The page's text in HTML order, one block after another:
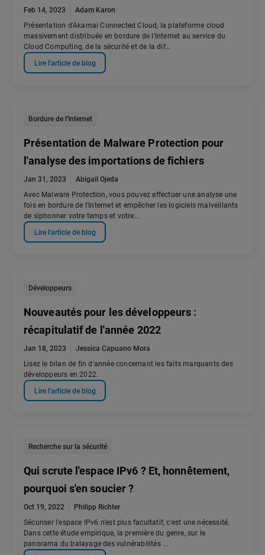
Feb 14, 2023
Adam Karon
Présentation d'Akamai Connected Cloud, la plateforme cloud
massivement distribuée en bordure de l'Internet au service du
Cloud Computing, de la sécurité et de la dif...
Lire l'article de blog
Bordure de l'Internet
Présentation de Malware Protection pour
l'analyse des importations de fichiers
Jan 31, 2023
Abigail Ojeda
Avec Malware Protection, vous pouvez effectuer une analyse une
fois en bordure de l'Internet et empêcher les logiciels malveillants
de siphonner votre temps et votre...
Lire l'article de blog
Développeurs
Nouveautés pour les développeurs :
récapitulatif de l'année 2022
Jan 18, 2023
Jessica Capuano Mora
Lisez le bilan de fin d'année concernant les faits marquants des
développeurs en 2022.
Lire l'article de blog
Recherche sur la sécurité
Qui scrute l'espace IPv6 ? Et, honnêtement,
pourquoi s'en soucier ?
Oct 19, 2022
Philipp Richter
Sécuriser l'espace IPv6 n'est plus facultatif, c'est une nécessité.
Dans cette étude empirique, la première du genre, sur le
panorama du balayage des vulnérabilités ...